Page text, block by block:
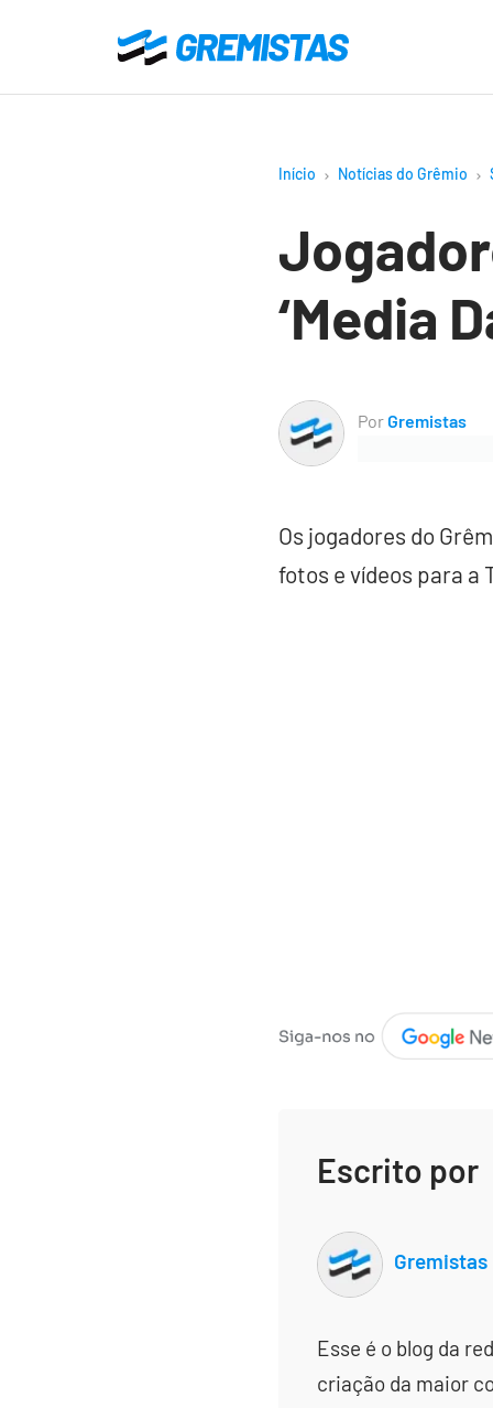
o
Gremistas
Início Notícias do Grêmio
‘Media
PorGremistas
Os jogadores do
fotos e vídeos para a
Escrito por
Gremistas
Esse é o blog da
criação da maior